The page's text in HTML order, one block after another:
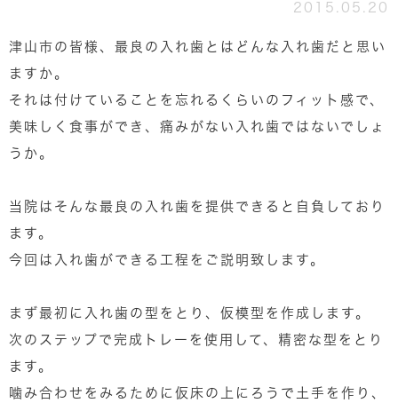
2015.05.20
津山市の皆様、最良の入れ歯とはどんな入れ歯だと思い
ますか。
それは付けていることを忘れるくらいのフィット感で、
美味しく食事ができ、痛みがない入れ歯ではないでしょ
うか。
当院はそんな最良の入れ歯を提供できると自負しており
ます。
今回は入れ歯ができる工程をご説明致します。
まず最初に入れ歯の型をとり、仮模型を作成します。
次のステップで完成トレーを使用して、精密な型をとり
ます。
噛み合わせをみるために仮床の上にろうで土手を作り、